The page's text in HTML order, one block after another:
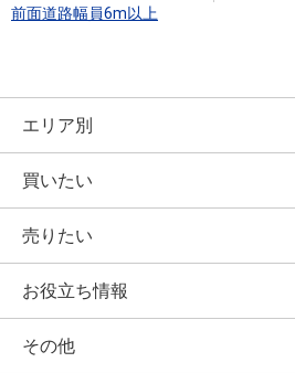
前面道路幅員6m以上
エリア別
買いたい
売りたい
お役立ち情報
その他